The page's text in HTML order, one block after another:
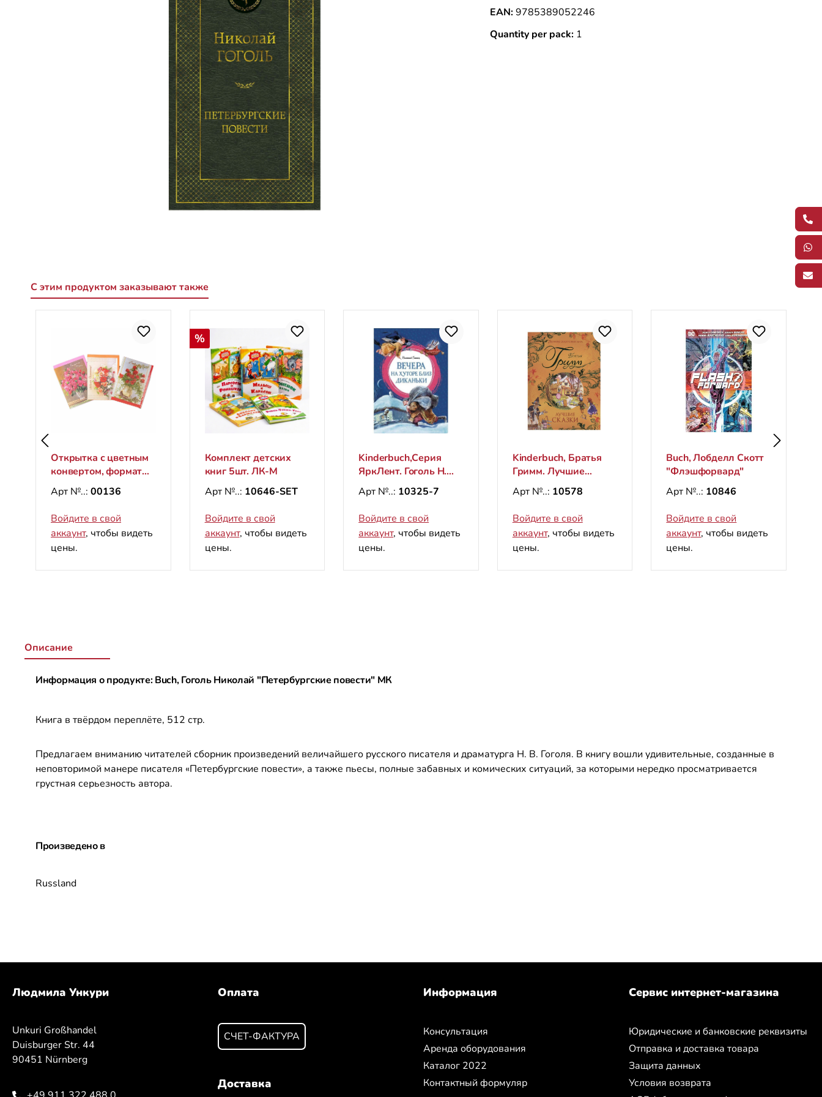
EAN:9785389052246
Quantity per pack: 1
С этим продуктом заказывают также
Открытка с цветным
конвертом, формат
B6
Арт №..: 00136
Войдите в свой
аккаунт, чтобы видеть
цены.
Скидка
%
Комплект детских
книг 5шт. ЛК-М
Арт №..: 10646-SET
Войдите в свой
аккаунт, чтобы видеть
цены.
Kinderbuch,Серия
ЯркЛент. Гоголь Н.
"Вечера на хуторе
близ Диканьки"
Арт №..: 10325-7
Войдите в свой
аккаунт, чтобы видеть
цены.
Kinderbuch, Братья
Гримм. Лучшие
сказки (Великие
сказочники мира)
Арт №..: 10578
Войдите в свой
аккаунт, чтобы видеть
цены.
Buch, Лобделл Скотт
"Флэшфорвард"
Арт №..: 10846
Войдите в свой
аккаунт, чтобы видеть
цены.
Описание
Информация о продукте: Buch, Гоголь Николай "Петербургские повести" МК
Книга в твёрдом переплёте, 512 стр.
Предлагаем вниманию читателей сборник произведений величайшего русского писателя и драматурга Н. В. Гоголя. В книгу вошли удивительные, созданные в
неповторимой манере писателя «Петербургские повести», а также пьесы, полные забавных и комических ситуаций, за которыми нередко просматривается
грустная серьезность автора.
Произведено в
Russland
Людмила Ункури
Unkuri Großhandel
Duisburger Str. 44
90451 Nürnberg
Оплата
СЧЕТ-ФАКТУРА
Доставка
Информация
Консультация
Аренда оборудования
Каталог 2022
Контактный формуляр
Сервис интернет-магазина
Юридические и банковские реквизиты
Отправка и доставка товара
Защита данных
Условия возврата